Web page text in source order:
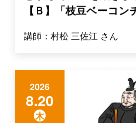
【Ｂ】「枝豆ベーコン
講師：村松 三佐江 さん
2026
8.20
木